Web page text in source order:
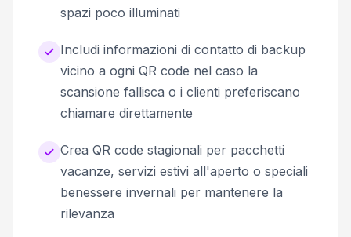
spazi poco illuminati
Includi informazioni di contatto di backup
vicino a ogni QR code nel caso la
scansione fallisca o i clienti preferiscano
chiamare direttamente
Crea QR code stagionali per pacchetti
vacanze, servizi estivi all'aperto o speciali
benessere invernali per mantenere la
rilevanza